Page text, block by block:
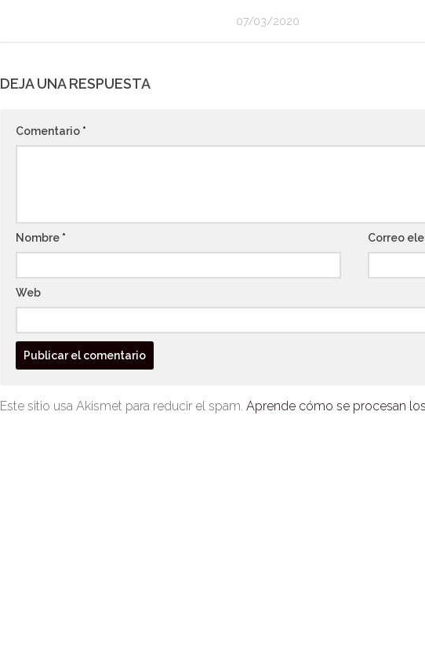
07/03/2020
DEJA UNA RESPUESTA
Comentario *
Nombre * Correo
Web
Este sitio usa Akismet para reducir el spam. Aprende cómo se procesan